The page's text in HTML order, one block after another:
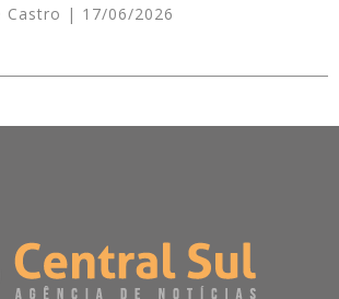
Castro 17/06/2026